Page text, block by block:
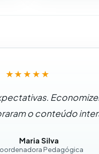
★★★★★
o conteúdo
Maria Silva
Pedagógica